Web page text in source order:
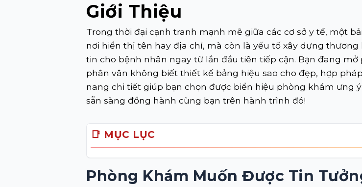
Giới Thiệu
Trong thời đại cạnh tranh mạnh mẽ giữa các cơ sở y tế, một
nơi hiển thị tên hay địa chỉ, mà còn là yếu tố xây dựng
tin cho bệnh nhân ngay từ lần đầu tiên tiếp cận. Bạn đang
phân vân không biết thiết kế bảng hiệu sao cho đẹp, hợp
nang chi tiết giúp bạn chọn được biển hiệu phòng khám ưng
sẵn sàng đồng hành cùng bạn trên hành trình đó!
📑 MỤC LỤC
Phòng Khám Muốn Được Tin